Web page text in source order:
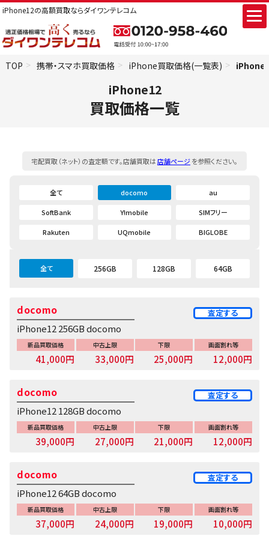
iPhone12の高額買取ならダイワンテレコム
TOP 携帯・スマホ買取価格 iPhone買取価格(一覧表)
iPhone12
買取価格一覧
宅配買取（ネット）の査定額です。店舗買取は店舗ページを参照ください。
全て docomo au
SoftBank Y!mobile SIMフリー
Rakuten UQmobile BIGLOBE
全て 256GB 128GB 64GB
iPhone12 256GB docomo
docomo 査定する
新品買取価格
41,000円
中古上限
33,000円
下限
25,000円
画面割れ等
12,000円
iPhone12 128GB docomo
docomo 査定する
新品買取価格
39,000円
中古上限
27,000円
下限
21,000円
画面割れ等
12,000円
iPhone12 64GB docomo
docomo 査定する
新品買取価格
37,000円
中古上限
24,000円
下限
19,000円
画面割れ等
10,000円